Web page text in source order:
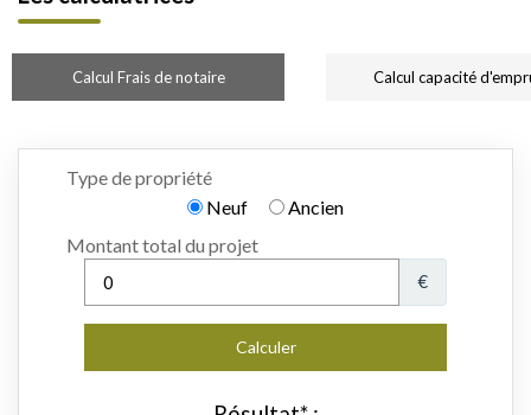
Calcul Frais de notaire Calcul capacité